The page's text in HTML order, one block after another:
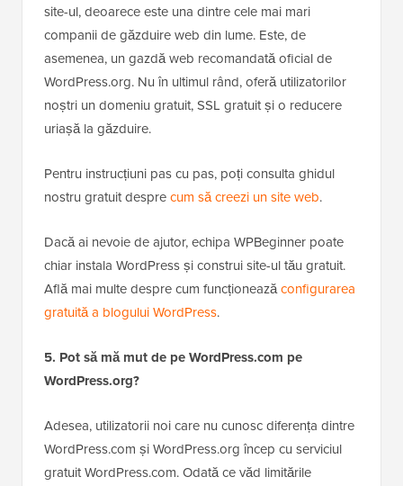
site-ul, deoarece este una dintre cele mai mari
companii de găzduire web din lume. Este, de
asemenea, un gazdă web recomandată oficial de
WordPress.org. Nu în ultimul rând, oferă utilizatorilor
noștri un domeniu gratuit, SSL gratuit și o reducere
uriașă la găzduire.
Pentru instrucțiuni pas cu pas, poți consulta ghidul
nostru gratuit desprecum să creezi un site web.
Dacă ai nevoie de ajutor, echipa WPBeginner poate
chiar instala WordPress și construi site-ul tău gratuit.
Află mai multe despre cum funcționeazăconfigurarea
gratuită a blogului WordPress.
5. Pot să mă mut de pe WordPress.com pe
WordPress.org?
Adesea, utilizatorii noi care nu cunosc diferența dintre
WordPress.com și WordPress.org încep cu serviciul
gratuit WordPress.com. Odată ce văd limitările